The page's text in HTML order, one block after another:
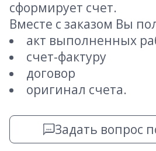
сформирует счет.
Вместе с заказом Вы
акт выполненных
счет-фактуру
договор
оригинал счета.
Задать вопрос